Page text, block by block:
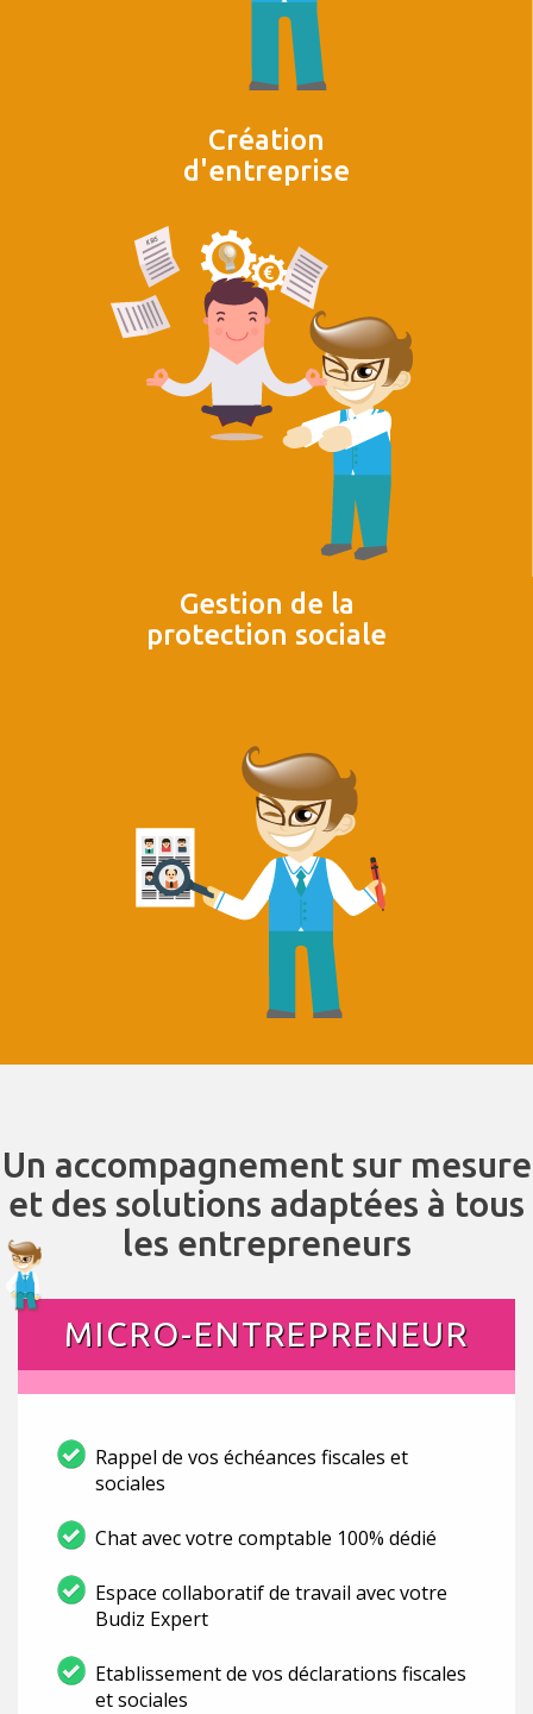
Création
d'entreprise
Gestion de la
protection sociale
Un accompagnement sur mesure
et des solutions adaptées à tous
les entrepreneurs
MICRO-ENTREPRENEUR
Rappel de vos échéances fiscales et
sociales
Chat avec votre comptable 100% dédié
Espace collaboratif de travail avec votre
Budiz Expert
Etablissement de vos déclarations fiscales
et sociales